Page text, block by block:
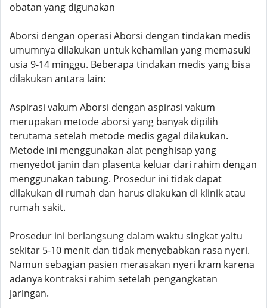
obatan yang digunakan
Aborsi dengan operasi Aborsi dengan tindakan medis
umumnya dilakukan untuk kehamilan yang memasuki
usia 9-14 minggu. Beberapa tindakan medis yang bisa
dilakukan antara lain:
Aspirasi vakum Aborsi dengan aspirasi vakum
merupakan metode aborsi yang banyak dipilih
terutama setelah metode medis gagal dilakukan.
Metode ini menggunakan alat penghisap yang
menyedot janin dan plasenta keluar dari rahim dengan
menggunakan tabung. Prosedur ini tidak dapat
dilakukan di rumah dan harus diakukan di klinik atau
rumah sakit.
Prosedur ini berlangsung dalam waktu singkat yaitu
sekitar 5-10 menit dan tidak menyebabkan rasa nyeri.
Namun sebagian pasien merasakan nyeri kram karena
adanya kontraksi rahim setelah pengangkatan
jaringan.